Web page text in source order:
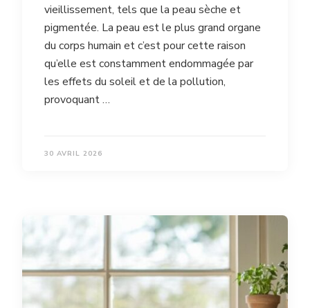
vieillissement, tels que la peau sèche et
pigmentée. La peau est le plus grand organe
du corps humain et c’est pour cette raison
qu’elle est constamment endommagée par
les effets du soleil et de la pollution,
provoquant …
30 AVRIL 2026